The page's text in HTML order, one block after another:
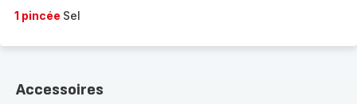
1 pincée Sel
Accessoires